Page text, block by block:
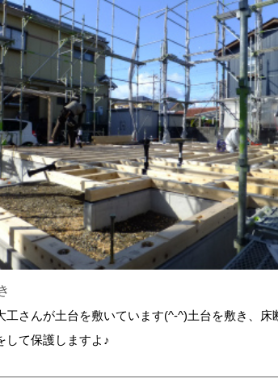
工さんが土台を敷いています(^-^)土台を敷き、床
して保護しますよ♪